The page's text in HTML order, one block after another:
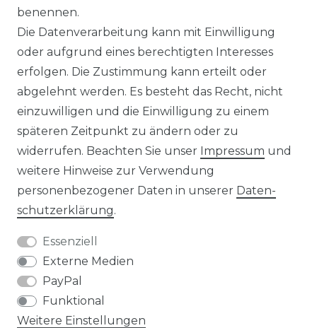
KONTAKT
Unsere Zahlungsmöglichkeiten
Wir versenden mit
benennen.
Die Datenverarbeitung kann mit Einwilligung
oder aufgrund eines berechtigten Interesses
erfolgen. Die Zustimmung kann erteilt oder
abgelehnt werden. Es besteht das Recht, nicht
einzuwilligen und die Einwilligung zu einem
späteren Zeitpunkt zu ändern oder zu
widerrufen. Beachten Sie unser Impressum und
weitere Hinweise zur Verwendung
personenbezogener Daten in unserer Daten­
schutz­erklärung.
Essenziell
Externe Medien
PayPal
Funktional
Weitere Einstellungen